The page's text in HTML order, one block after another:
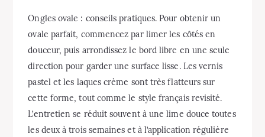
Ongles ovale : conseils pratiques. Pour obtenir un
ovale parfait, commencez par limer les côtés en
douceur, puis arrondissez le bord libre en une seule
direction pour garder une surface lisse. Les vernis
pastel et les laques crème sont très flatteurs sur
cette forme, tout comme le style français revisité.
L’entretien se réduit souvent à une lime douce toutes
les deux à trois semaines et à l’application régulière